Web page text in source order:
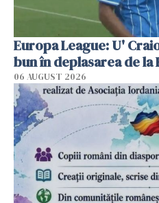
Europa League: U'
bun în deplasarea de la
06 AUGUST 2026